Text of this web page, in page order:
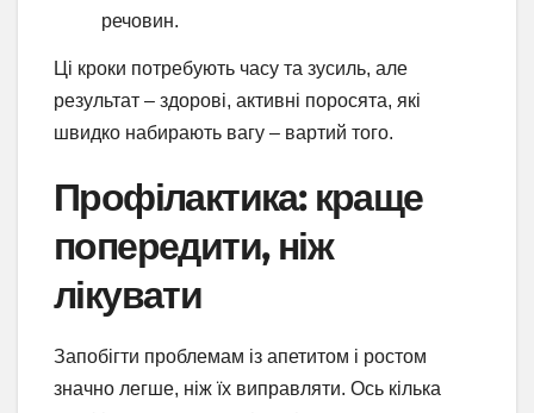
речовин.
Ці кроки потребують часу та зусиль, але
результат – здорові, активні поросята, які
швидко набирають вагу – вартий того.
Профілактика: краще
попередити, ніж
лікувати
Запобігти проблемам із апетитом і ростом
значно легше, ніж їх виправляти. Ось кілька